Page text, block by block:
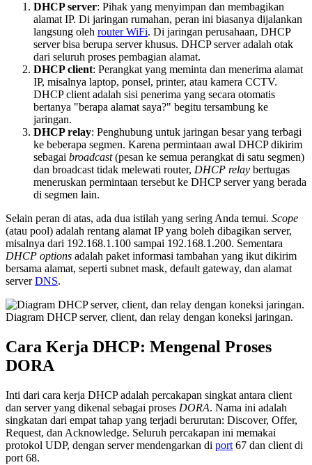
DHCP server: Pihak yang menyimpan dan membagikan
alamat IP. Di jaringan rumahan, peran ini biasanya dijalankan
langsung oleh router WiFi. Di jaringan perusahaan, DHCP
server bisa berupa server khusus. DHCP server adalah otak
dari seluruh proses pembagian alamat.
DHCP client: Perangkat yang meminta dan menerima alamat
IP, misalnya laptop, ponsel, printer, atau kamera CCTV.
DHCP client adalah sisi penerima yang secara otomatis
bertanya "berapa alamat saya?" begitu tersambung ke
jaringan.
DHCP relay: Penghubung untuk jaringan besar yang terbagi
ke beberapa segmen. Karena permintaan awal DHCP dikirim
sebagai broadcast(pesan ke semua perangkat di satu segmen)
dan broadcast tidak melewati router, DHCP relay bertugas
meneruskan permintaan tersebut ke DHCP server yang berada
di segmen lain.
Selain peran di atas, ada dua istilah yang sering Anda temui. Scope
(atau pool) adalah rentang alamat IP yang boleh dibagikan server,
misalnya dari 192.168.1.100 sampai 192.168.1.200. Sementara
DHCP options adalah paket informasi tambahan yang ikut dikirim
bersama alamat, seperti subnet mask, default gateway, dan alamat
serverDNS.
Diagram DHCP server, client, dan relay dengan koneksi jaringan.
Cara Kerja DHCP: Mengenal Proses
DORA
Inti dari cara kerja DHCP adalah percakapan singkat antara client
dan server yang dikenal sebagai proses DORA. Nama ini adalah
singkatan dari empat tahap yang terjadi berurutan: Discover, Offer,
Request, dan Acknowledge. Seluruh percakapan ini memakai
protokol UDP, dengan server mendengarkan di port 67 dan client di
port 68.